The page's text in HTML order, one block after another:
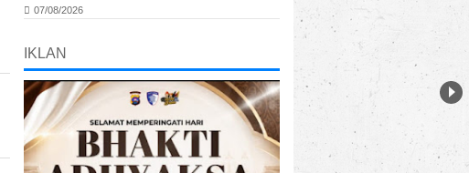
07/08/2026
IKLAN